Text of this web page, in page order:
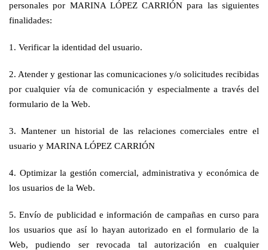
personales por MARINA LÓPEZ CARRIÓN para las siguientes
finalidades:
1. Verificar la identidad del usuario.
2. Atender y gestionar las comunicaciones y/o solicitudes recibidas
por cualquier vía de comunicación y especialmente a través del
formulario de la Web.
3. Mantener un historial de las relaciones comerciales entre el
usuario y MARINA LÓPEZ CARRIÓN
4. Optimizar la gestión comercial, administrativa y económica de
los usuarios de la Web.
5. Envío de publicidad e información de campañas en curso para
los usuarios que así lo hayan autorizado en el formulario de la
Web, pudiendo ser revocada tal autorización en cualquier